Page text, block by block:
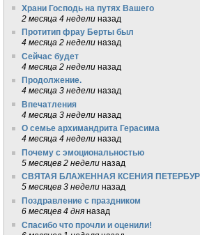
Храни Господь на путях Вашего
2 месяца 4 недели назад
Протитип фрау Берты был
4 месяца 2 недели назад
Сейчас будет
4 месяца 2 недели назад
Продолжение.
4 месяца 3 недели назад
Впечатления
4 месяца 3 недели назад
О семье архимандрита Герасима
4 месяца 4 недели назад
Почему с эмоциональностью
5 месяцев 2 недели назад
СВЯТАЯ БЛАЖЕННАЯ КСЕНИЯ
5 месяцев 3 недели назад
Поздравление с праздником
6 месяцев 4 дня назад
Спасибо что прочли и оценили!